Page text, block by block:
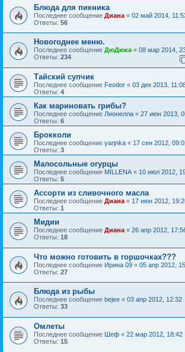
Блюда для пикника
Последнее сообщение Диана « 02 май 2014,
Ответы: 56
Новогоднее меню.
Последнее сообщение ДюДюка « 08 мар 2014,
Ответы: 234
Тайский супчик
Последнее сообщение Feodor « 03 дек 2013,
Ответы: 4
Как мариновать грибы?
Последнее сообщение Лионелла « 27 июн 2013,
Ответы: 6
Брокколи
Последнее сообщение yarjnka « 17 сен 2012,
Ответы: 3
Малосольные огурцы
Последнее сообщение MILLENA « 10 июл 2012,
Ответы: 5
Ассорти из сливочного масла
Последнее сообщение Диана « 17 июн 2012,
Ответы: 1
Мидии
Последнее сообщение Диана « 26 апр 2012,
Ответы: 18
Что можно готовить в горшочках???
Последнее сообщение Ирина 09 « 05 апр 2012,
Ответы: 27
Блюда из рыбы
Последнее сообщение bejee « 03 апр 2012, 12:32
Ответы: 33
Омлеты
Последнее сообщение Шеф « 22 мар 2012, 18:42
Ответы: 15